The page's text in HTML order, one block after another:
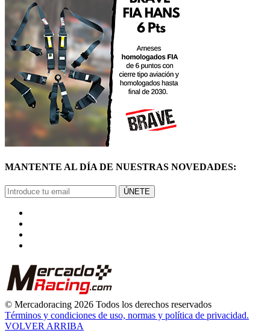
MANTENTE AL DÍA DE NUESTRAS NOVEDADES:
ÚNETE
© Mercadoracing 2026 Todos los derechos reservados
Términos y condiciones de uso, normas y política de privacidad.
VOLVER ARRIBA